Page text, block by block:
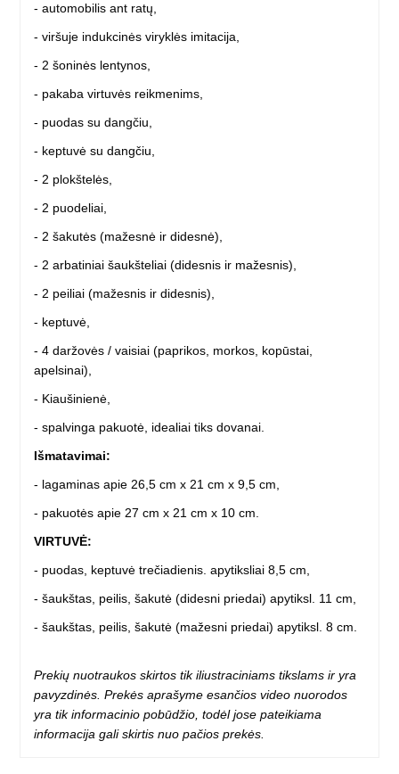
- automobilis ant ratų,
- viršuje indukcinės viryklės imitacija,
- 2 šoninės lentynos,
- pakaba virtuvės reikmenims,
- puodas su dangčiu,
- keptuvė su dangčiu,
- 2 plokštelės,
- 2 puodeliai,
- 2 šakutės (mažesnė ir didesnė),
- 2 arbatiniai šaukšteliai (didesnis ir mažesnis),
- 2 peiliai (mažesnis ir didesnis),
- keptuvė,
- 4 daržovės / vaisiai (paprikos, morkos, kopūstai,
apelsinai),
- Kiaušinienė,
- spalvinga pakuotė, idealiai tiks dovanai.
Išmatavimai:
- lagaminas apie 26,5 cm x 21 cm x 9,5 cm,
- pakuotės apie 27 cm x 21 cm x 10 cm.
VIRTUVĖ:
- puodas, keptuvė trečiadienis. apytiksliai 8,5 cm,
- šaukštas, peilis, šakutė (didesni priedai) apytiksl. 11 cm,
- šaukštas, peilis, šakutė (mažesni priedai) apytiksl. 8 cm.
Prekių nuotraukos skirtos tik iliustraciniams tikslams ir yra
pavyzdinės. Prekės aprašyme esančios video nuorodos
yra tik informacinio pobūdžio, todėl jose pateikiama
informacija gali skirtis nuo pačios prekės.